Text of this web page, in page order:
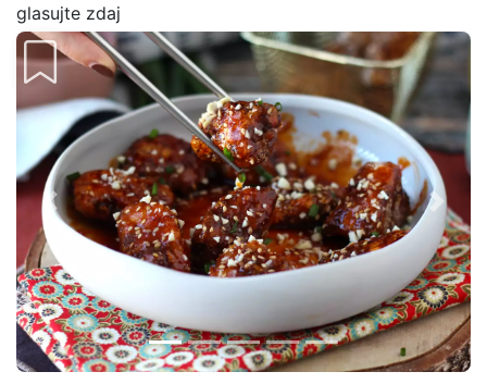
glasujte zdaj
Prejšnji